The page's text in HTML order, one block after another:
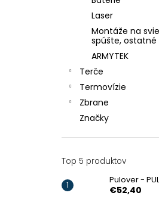
Laser
Montáže na
spúšte, ostatné
ARMYTEK
Terče
Termovízie
Zbrane
Značky
Top 5 produktov
Pulover -
€52,40